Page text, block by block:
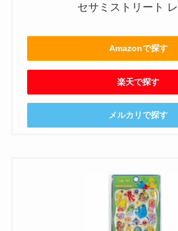
セサミストリート
Amazonで探す
楽天で探す
メルカリで探す